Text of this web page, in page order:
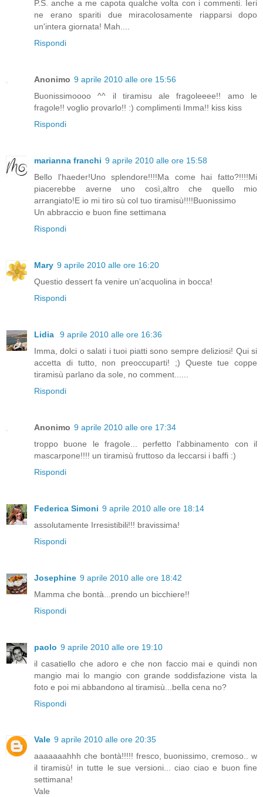
P.S. anche a me capota qualche volta con i commenti. Ieri
ne erano spariti due miracolosamente riapparsi dopo
un'intera giornata! Mah....
Rispondi
Anonimo 9 aprile 2010 alle ore 15:56
Buonissimoooo ^^ il tiramisu ale fragoleeee!! amo le
fragole!! voglio provarlo!! :) complimenti Imma!! kiss kiss
Rispondi
marianna franchi 9 aprile 2010 alle ore 15:58
Bello l'haeder!Uno splendore!!!!Ma come hai fatto?!!!!Mi
piacerebbe averne uno così,altro che quello mio
arrangiato!E io mi tiro sù col tuo tiramisù!!!!Buonissimo
Un abbraccio e buon fine settimana
Rispondi
Mary 9 aprile 2010 alle ore 16:20
Questio dessert fa venire un'acquolina in bocca!
Rispondi
Lidia
9 aprile 2010 alle ore 16:36
Imma, dolci o salati i tuoi piatti sono sempre deliziosi! Qui si
accetta di tutto, non preoccuparti! ;) Queste tue coppe
tiramisù parlano da sole, no comment......
Rispondi
Anonimo 9 aprile 2010 alle ore 17:34
troppo buone le fragole... perfetto l'abbinamento con il
mascarpone!!!! un tiramisù fruttoso da leccarsi i baffi :)
Rispondi
Federica Simoni 9 aprile 2010 alle ore 18:14
assolutamente Irresistibili!!! bravissima!
Rispondi
Josephine 9 aprile 2010 alle ore 18:42
Mamma che bontà...prendo un bicchiere!!
Rispondi
paolo 9 aprile 2010 alle ore 19:10
il casatiello che adoro e che non faccio mai e quindi non
mangio mai lo mangio con grande soddisfazione vista la
foto e poi mi abbandono al tiramisù...bella cena no?
Rispondi
Vale 9 aprile 2010 alle ore 20:35
aaaaaaahhh che bontà!!!!! fresco, buonissimo, cremoso.. w
il tiramisù! in tutte le sue versioni... ciao ciao e buon fine
settimana!
Vale